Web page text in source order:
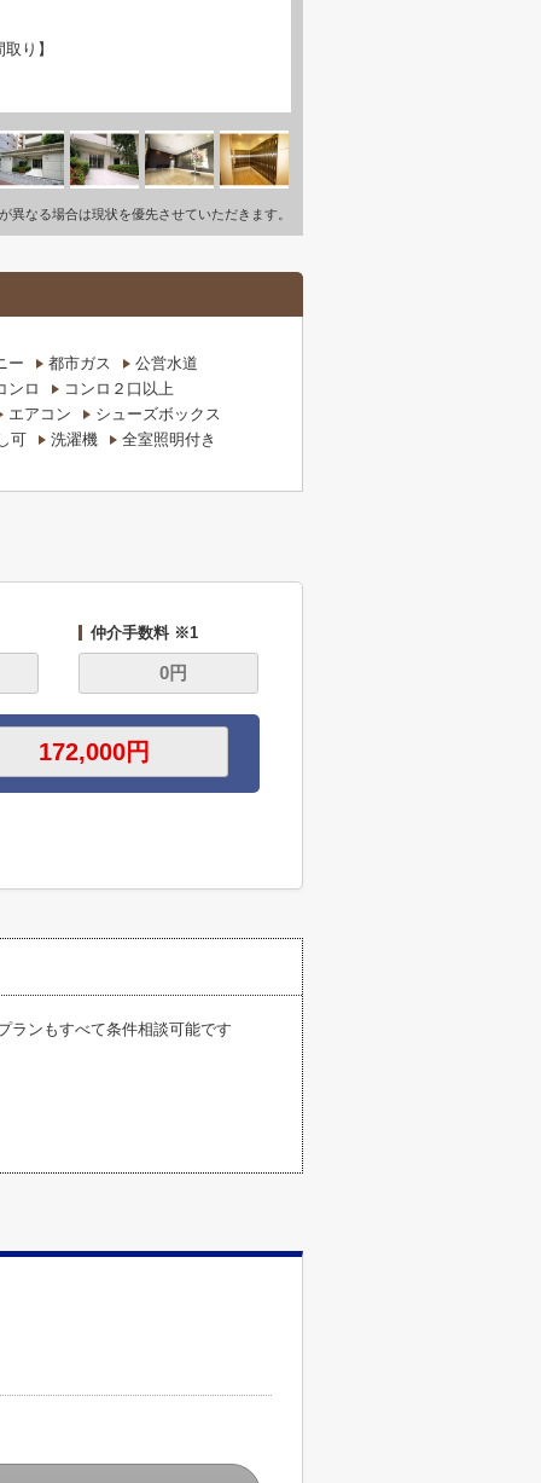
り】
なる場合は現状を優先させていただきます。
ー 都市ガス
公営水道
ンロ
コンロ２口以上
エアコン
シューズボックス
可
洗濯機 全室照明付き
仲介手数料 ※1
ランもすべて条件相談可能です